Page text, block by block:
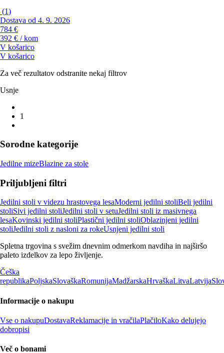
(1)
Dostava od 4. 9. 2026
784 €
392 € / kom
V košarico
V košarico
Za več rezultatov odstranite nekaj filtrov
Usnje
1
Sorodne kategorije
Jedilne mizeBlazine za stole
Priljubljeni filtri
Jedilni stoli v videzu hrastovega lesaModerni jedilni stoliBeli jedilni
stoliSivi jedilni stoliJedilni stoli v setuJedilni stoli iz masivnega
lesaKovinski jedilni stoliPlastični jedilni stoliOblazinjeni jedilni
stoliJedilni stoli z nasloni za rokeUsnjeni jedilni stoli
Spletna trgovina s svežim dnevnim odmerkom navdiha in najširšo
paleto izdelkov za lepo življenje.
Češka
republikaPoljskaSlovaškaRomunijaMadžarskaHrvaškaLitvaLatvija
Informacije o nakupu
Vse o nakupuDostavaReklamacije in vračilaPlačiloKako delujejo
dobropisi
Več o bonami